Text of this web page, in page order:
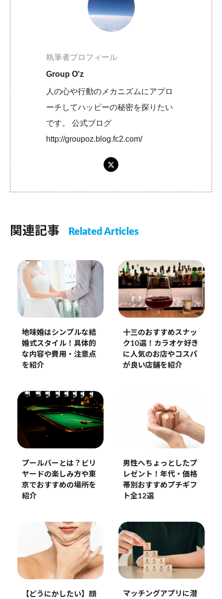
執筆者プロフィール
Group O'z
人の心や行動のメカニズムにアプロ
ーチしてハッピーの秘密を探りたい
です。 公式ブログ
http://groupoz.blog.fc2.com/
関連記事 Related Articles
地味婚はシンプルな結
婚式スタイル！具体的
な内容や費用・注意点
を紹介
十三のおすすめスナッ
ク10選！カラオケ好き
に人気のお店やコスパ
が良い店舗を紹介
プールバーとは？ビリ
ヤードの楽しみ方や東
京でおすすめの場所を
紹介
男性へちょっとしたプ
レゼント！年代・価格
帯別おすすめプチギフ
ト全12選
【どうにかしたい】顔
マッチングアプリに潜